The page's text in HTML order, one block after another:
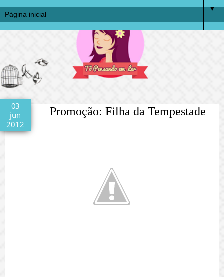
▼
03
jun
2012
Promoção: Filha da Tempestade